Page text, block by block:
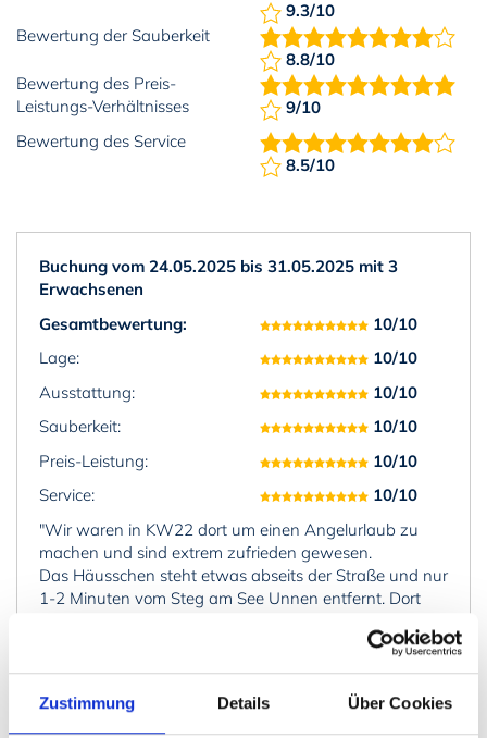
Zustimmung Details Über Cookies
9.3/10
Bewertung der Sauberkeit
8.8/10
Bewertung des Preis-
Leistungs-Verhältnisses
9/10
Bewertung des Service
8.5/10
Buchung vom 24.05.2025 bis 31.05.2025 mit 3
Erwachsenen
Gesamtbewertung:
10/10
Lage:
10/10
Ausstattung:
10/10
Sauberkeit:
10/10
Preis-Leistung:
10/10
Service:
10/10
"Wir waren in KW22 dort um einen Angelurlaub zu
machen und sind extrem zufrieden gewesen.
Das Häusschen steht etwas abseits der Straße und nur
1-2 Minuten vom Steg am See Unnen entfernt. Dort
erfolgreich direkt vom Ufer aus auf Barsche angeln
Die Buchung und Kommunikation lief problemlos und